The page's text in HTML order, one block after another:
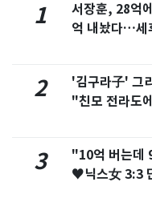
1
서장훈, 28억
억 내놨다…세
2
'김구라子' 그
"친모 전라도
3
"10억 버는데
♥닉스女 3:3